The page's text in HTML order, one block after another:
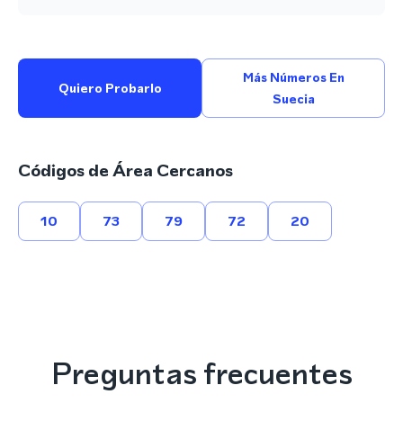
Quiero Probarlo
Más Números En
Suecia
Códigos de Área Cercanos
10 73 79 72 20
Preguntas frecuentes